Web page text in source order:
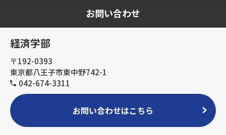
お問い合わせ
経済学部
〒192-0393
東京都八王子市東中野742-1
042-674-3311
お問い合わせはこちら